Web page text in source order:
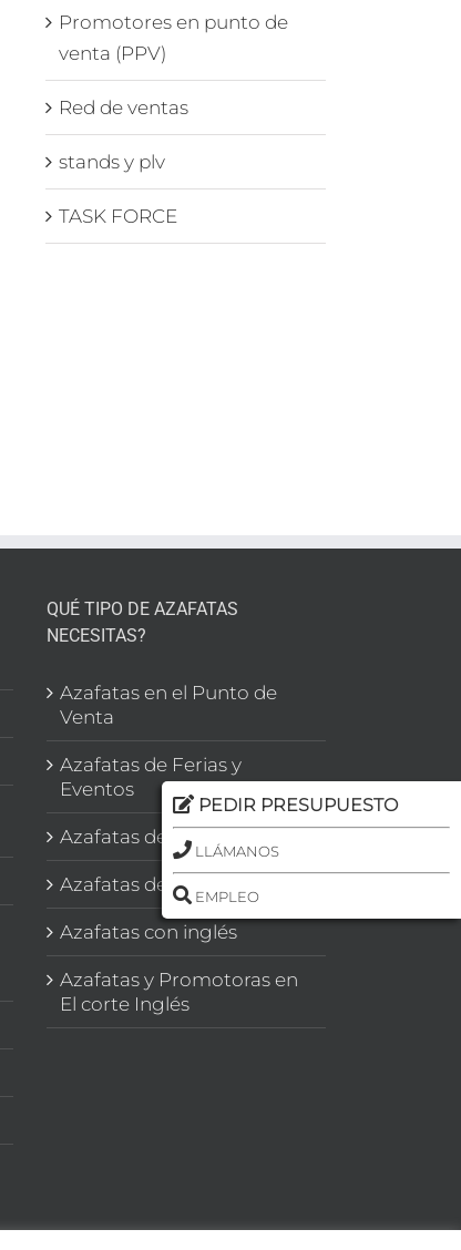
Promotores en punto de
venta (PPV)
Red de ventas
stands y plv
TASK FORCE
QUÉ TIPO DE AZAFATAS
NECESITAS?
Azafatas en el Punto de
Venta
Azafatas de Ferias y
Eventos
Azafatas de Congresos
Azafatas de Imagen
Azafatas con inglés
Azafatas y Promotoras en
El corte Inglés
PEDIR PRESUPUESTO
LLÁMANOS
EMPLEO